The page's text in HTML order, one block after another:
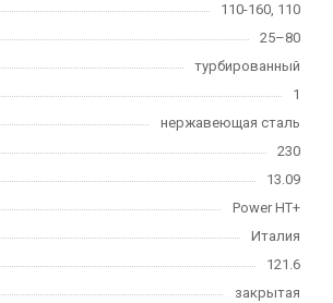
110-160, 110
25–80
турбированный
1
нержавеющая сталь
230
13.09
Power HT+
Италия
121.6
закрытая